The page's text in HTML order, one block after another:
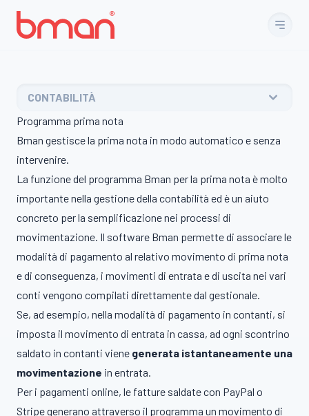
CONTABILITÀ
Programma prima nota
Bman gestisce la prima nota in modo automatico e senza
intervenire.
La funzione del programma Bman per la prima nota è molto
importante nella gestione della contabilità ed è un aiuto
concreto per la semplificazione nei processi di
movimentazione. Il software Bman permette di associare le
modalità di pagamento al relativo movimento di prima nota
e di conseguenza, i movimenti di entrata e di uscita nei vari
conti vengono compilati direttamente dal gestionale.
Se, ad esempio, nella modalità di pagamento in contanti, si
imposta il movimento di entrata in cassa, ad ogni scontrino
saldato in contanti viene generata istantaneamente una
movimentazione in entrata.
Per i pagamenti online, le fatture saldate con PayPal o
Stripe generano attraverso il programma un movimento di